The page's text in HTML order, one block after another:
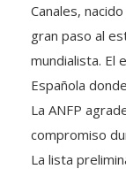
Canales,
gran paso al
mundialista. El
Española
La ANFP
compromiso
La lista